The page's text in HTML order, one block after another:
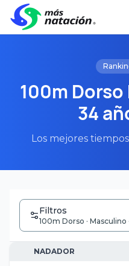
100m
34
Los mejores
Filtros
100m Dorso · Masculino
NADADOR